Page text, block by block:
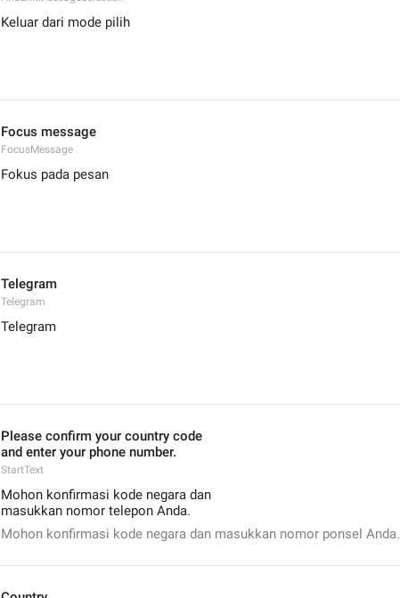
Keluar dari mode pilih
Focus message
FocusMessage
Fokus pada pesan
Telegram
Telegram
Telegram
Please confirm your country code
and enter your phone number.
StartText
Mohon konfirmasi kode negara dan
masukkan nomor telepon Anda.
Mohon konfirmasi kode negara dan masukkan nomor ponsel Anda.